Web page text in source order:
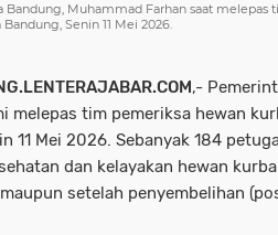
Bandung, Muhammad Farhan saat
Senin 11 Mei 2026.
,-
melepas tim pemeriksa hewan
11 Mei 2026. Sebanyak 184
dan kelayakan hewan
setelah penyembelihan